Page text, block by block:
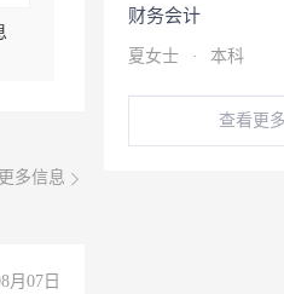
多信息
月07日
财务会计
夏女士 · 本科
查看更